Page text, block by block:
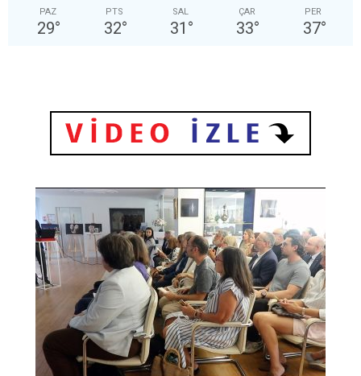
PAZ
29°
PTS
32°
SAL
31 °
ÇAR
33°
PER
37°